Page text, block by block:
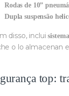
Rodas de 10”
Dupla suspensão
disso, inclui
o lo almacenan
top: